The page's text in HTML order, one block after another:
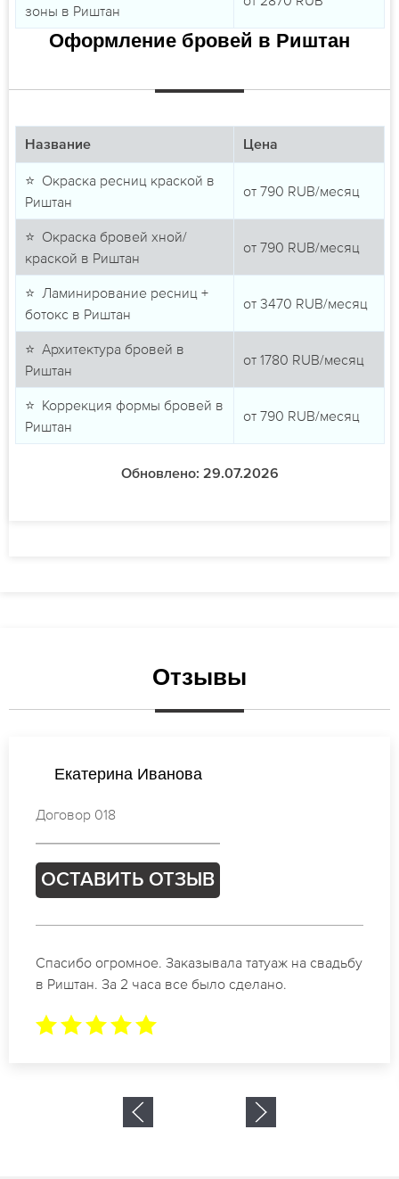
зоны в Риштан
Оформление бровей в Риштан
Название Цена
⭐ Окраска ресниц краской в
Риштан
от 790 RUB/месяц
⭐ Окраска бровей хной/
краской в Риштан
от 790 RUB/месяц
⭐ Ламинирование ресниц +
ботокс в Риштан
от 3470 RUB/месяц
⭐ Архитектура бровей в
Риштан
от 1780 RUB/месяц
⭐ Коррекция формы бровей в
Риштан
от 790 RUB/месяц
Обновлено: 29.07.2026
Отзывы
на свадьбу
Татьяна Васильева
ОСТАВИТЬ ОТЗЫВ
Отличные специалисты своего дела
коррекции бровей в Риштан.